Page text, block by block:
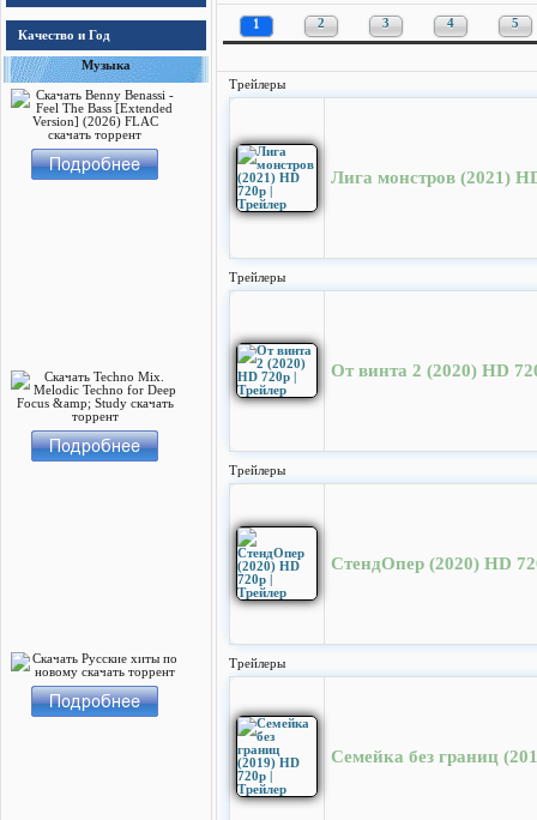
Качество и Год
Музыка
1 2 3 4 5
Трейлеры
Лига монстров (2021)
Трейлеры
От винта 2 (2020) HD
Трейлеры
СтендОпер (2020) HD
Трейлеры
Семейка без границ